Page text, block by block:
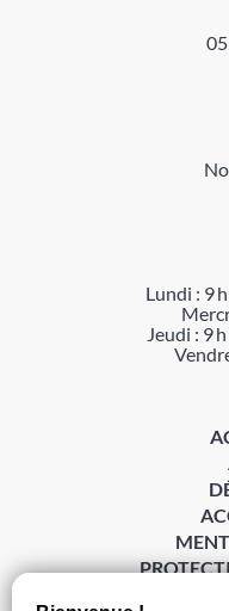
Lundi : 9
Jeudi : 9
POLITIQUE